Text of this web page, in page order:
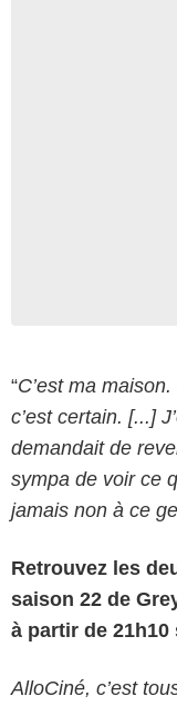
“C’est ma
c’est certain. [...]
demandait de
sympa de voir ce
jamais non à ce
Retrouvez les
saison 22 de
à partir de 21h10
AlloCiné, c’est